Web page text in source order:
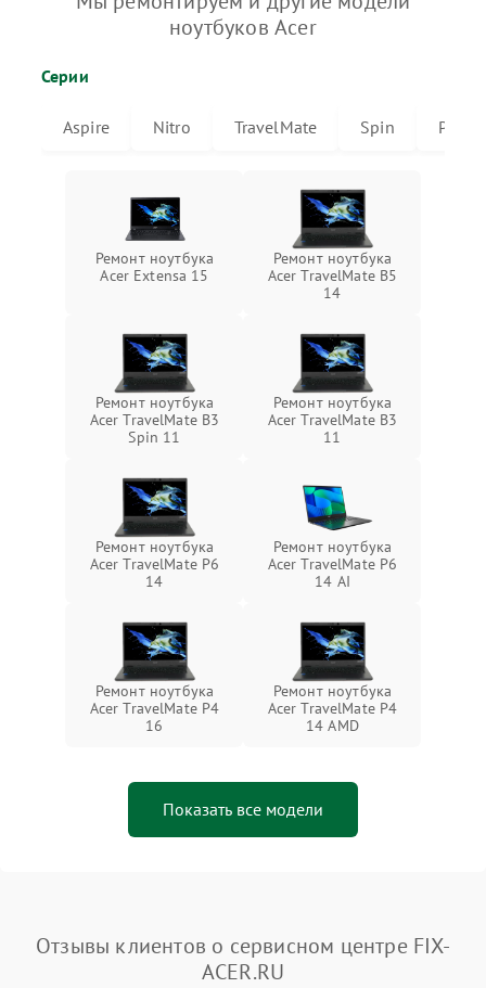
ноутбуков Acer
Серии
Aspire Nitro TravelMate Spin
Ремонт ноутбука
Acer Extensa 15
Ремонт ноутбука
Acer TravelMate B5
14
Ремонт ноутбука
Acer TravelMate B3
Spin 11
Ремонт ноутбука
Acer TravelMate B3
11
Ремонт ноутбука
Acer TravelMate P6
14
Ремонт ноутбука
Acer TravelMate P6
14 AI
Ремонт ноутбука
Acer TravelMate P4
16
Ремонт ноутбука
Acer TravelMate P4
14 AMD
Показать все модели
Отзывы клиентов о сервисном центре FIX-
ACER.RU